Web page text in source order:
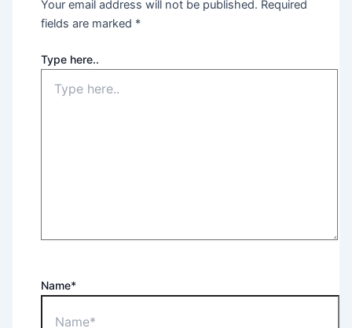
Your email address will not be published. Required
fields are marked *
Type here..
Name*